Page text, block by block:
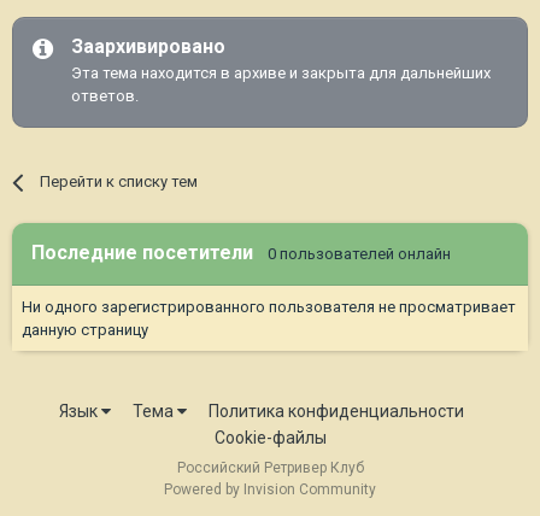
Заархивировано
Эта тема находится в архиве и закрыта для дальнейших
ответов.
Перейти к списку тем
Последние посетители 0 пользователей онлайн
Ни одного зарегистрированного пользователя не просматривает
данную страницу
Язык Тема
Политика конфиденциальности
Cookie-файлы
Российский Ретривер Клуб
Powered by Invision Community